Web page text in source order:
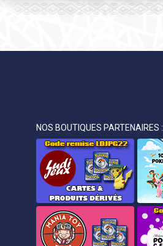
NOS BOUTIQUES PARTENAIRES :